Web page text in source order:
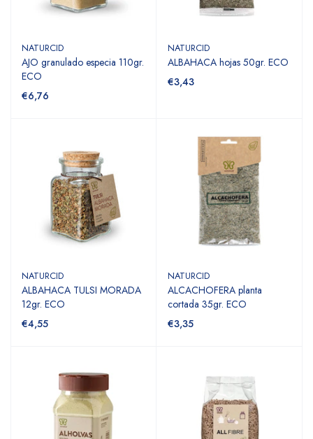
NATURCID
AJO granulado especia 110gr.
ECO
€6,76
NATURCID
ALBAHACA hojas 50gr. ECO
€3,43
NATURCID
ALBAHACA TULSI MORADA
12gr. ECO
€4,55
NATURCID
ALCACHOFERA planta
cortada 35gr. ECO
€3,35